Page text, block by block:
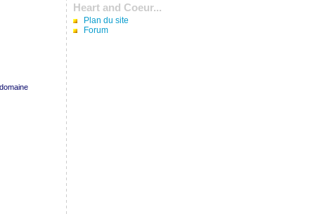
Heart and Coeur...
Plan du site
Forum